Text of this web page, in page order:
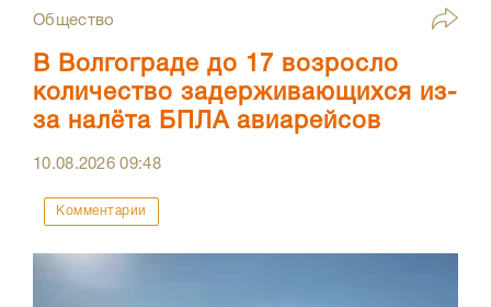
Общество
В Волгограде до 17 возросло
количество задерживающихся из-
за налёта БПЛА авиарейсов
10.08.202609:48
Комментарии